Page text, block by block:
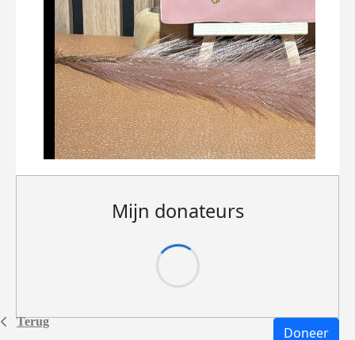
Terug
Mijn donateurs
Doneer